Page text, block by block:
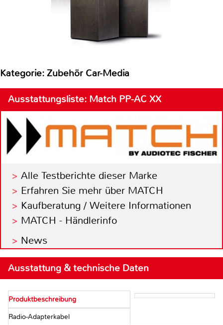
Kategorie: Zubehör Car-Media
Ausstattungsliste: Match PP-AC XX
Alle Testberichte dieser Marke
Erfahren Sie mehr über MATCH
Kaufberatung / Weitere Informationen
MATCH - Händlerinfo
News
Ausstattung & technische Daten
Produktbeschreibung
Radio-Adapterkabel